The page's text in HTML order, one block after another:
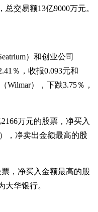
交易额13亿9000万元。
）和创业公司
％，收报0.093元和
Wilmar），下跌3.75％，
万元的股票，净买入
，净卖出金额最高的股
，净买入金额最高的股
大华银行。